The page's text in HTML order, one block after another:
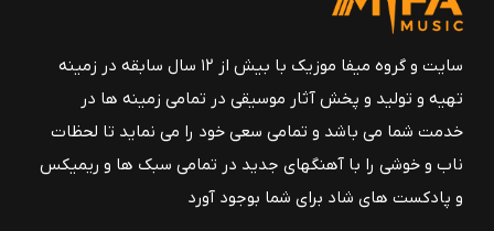
سایت و گروه میفا موزیک با بیش از ۱۲ سال سابقه در زمینه
تهیه و تولید و پخش آثار موسیقی در تمامی زمینه ها در
خدمت شما می باشد و تمامی سعی خود را می نماید تا لحظات
ناب و خوشی را با آهنگهای جدید در تمامی سبک ها و ریمیکس
و پادکست های شاد برای شما بوجود آورد